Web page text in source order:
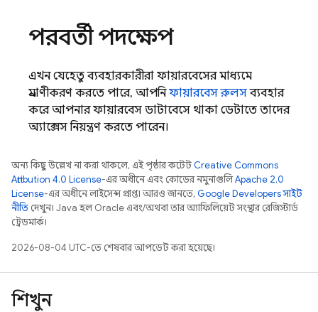
পরবর্তী পদক্ষেপ
এখন যেহেতু ব্যবহারকারীরা ফায়ারবেসের মাধ্যমে
প্রমাণীকরণ করতে পারে, আপনিফায়ারবেস রুলসব্যবহার
করে আপনার ফায়ারবেস ডাটাবেসে থাকা ডেটাতে তাদের
অ্যাক্সেস নিয়ন্ত্রণ করতে পারেন।
অন্য কিছু উল্লেখ না করা থাকলে, এই পৃষ্ঠার কন্টেন্টCreative Commons
Attribution 4.0 License-এর অধীনে এবং কোডের নমুনাগুলিApache 2.0
License-এর অধীনে লাইসেন্স প্রাপ্ত। আরও জানতে,Google Developers সাইট
নীতি দেখুন। Java হল Oracle এবং/অথবা তার অ্যাফিলিয়েট সংস্থার রেজিস্টার্ড
ট্রেডমার্ক।
2026-08-04 UTC-তে শেষবার আপডেট করা হয়েছে।
শিখুন